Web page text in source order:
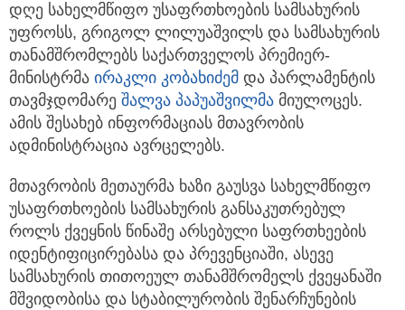
დღე სახელმწიფო უსაფრთხოების სამსახურის
უფროსს, გრიგოლ ლილუაშვილს და სამსახურის
თანამშრომლებს საქართველოს პრემიერ-
მინისტრმა ირაკლი კობახიძემ და პარლამენტის
თავმჯდომარე შალვა პაპუაშვილმა მიულოცეს.
ამის შესახებ ინფორმაციას მთავრობის
ადმინისტრაცია ავრცელებს.
მთავრობის მეთაურმა ხაზი გაუსვა სახელმწიფო
უსაფრთხოების სამსახურის განსაკუთრებულ
როლს ქვეყნის წინაშე არსებული საფრთხეების
იდენტიფიცირებასა და პრევენციაში, ასევე
სამსახურის თითოეულ თანამშრომელს ქვეყანაში
მშვიდობისა და სტაბილურობის შენარჩუნების